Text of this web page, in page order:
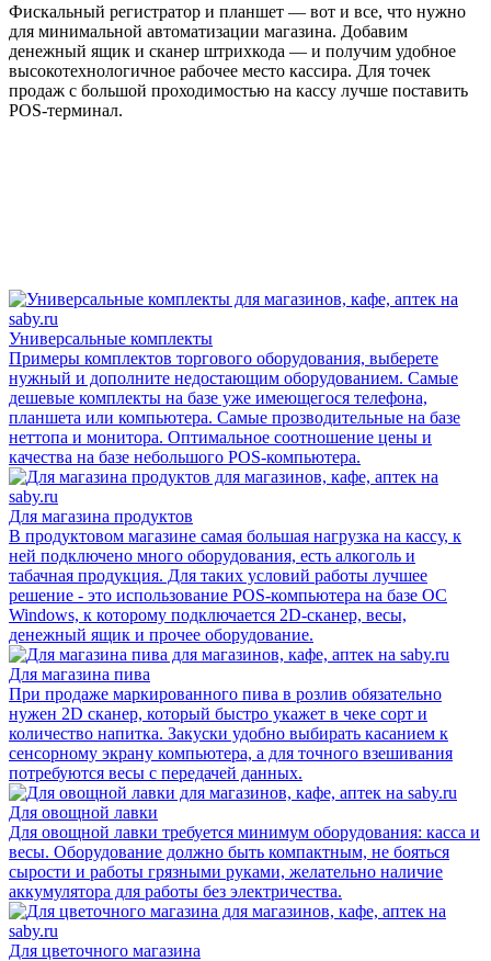
Фискальный регистратор и планшет — вот и все, что нужно
для минимальной автоматизации магазина. Добавим
денежный ящик и сканер штрихкода — и получим удобное
высокотехнологичное рабочее место кассира. Для точек
продаж с большой проходимостью на кассу лучше поставить
POS-терминал.
Универсальные комплекты
Примеры комплектов торгового оборудования, выберете
нужный и дополните недостающим оборудованием. Самые
дешевые комплекты на базе уже имеющегося телефона,
планшета или компьютера. Самые прозводительные на базе
неттопа и монитора. Оптимальное соотношение цены и
качества на базе небольшого POS-компьютера.
Для магазина продуктов
В продуктовом магазине самая большая нагрузка на кассу, к
ней подключено много оборудования, есть алкоголь и
табачная продукция. Для таких условий работы лучшее
решение - это использование POS-компьютера на базе ОС
Windows, к которому подключается 2D-сканер, весы,
денежный ящик и прочее оборудование.
Для магазина пива
При продаже маркированного пива в розлив обязательно
нужен 2D сканер, который быстро укажет в чеке сорт и
количество напитка. Закуски удобно выбирать касанием к
сенсорному экрану компьютера, а для точного взешивания
потребуются весы с передачей данных.
Для овощной лавки
Для овощной лавки требуется минимум оборудования: касса и
весы. Оборудование должно быть компактным, не бояться
сырости и работы грязными руками, желательно наличие
аккумулятора для работы без электричества.
Для цветочного магазина